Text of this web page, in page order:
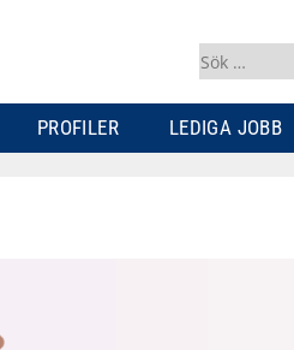
Sök
efter:
PROFILER LEDIGA JOBB